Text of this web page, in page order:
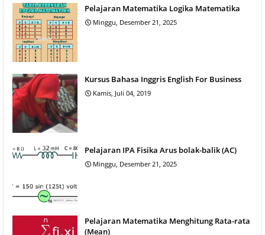
Pelajaran Matematika Logika Matematika
Minggu, Desember 21, 2025
Kursus Bahasa Inggris English For Business
Kamis, Juli 04, 2019
Pelajaran IPA Fisika Arus bolak-balik (AC)
Minggu, Desember 21, 2025
Pelajaran Matematika Menghitung Rata-rata
(Mean)